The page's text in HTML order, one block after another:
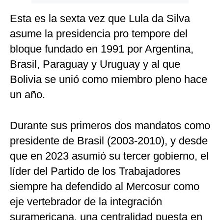
Esta es la sexta vez que Lula da Silva
asume la presidencia pro tempore del
bloque fundado en 1991 por Argentina,
Brasil, Paraguay y Uruguay y al que
Bolivia se unió como miembro pleno hace
un año.
Durante sus primeros dos mandatos como
presidente de Brasil (2003-2010), y desde
que en 2023 asumió su tercer gobierno, el
líder del Partido de los Trabajadores
siempre ha defendido al Mercosur como
eje vertebrador de la integración
suramericana, una centralidad puesta en